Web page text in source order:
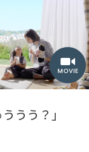
うう？」